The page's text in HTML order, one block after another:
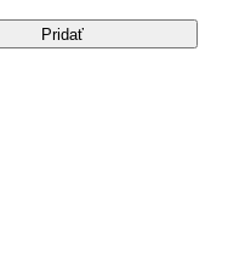
Pridať